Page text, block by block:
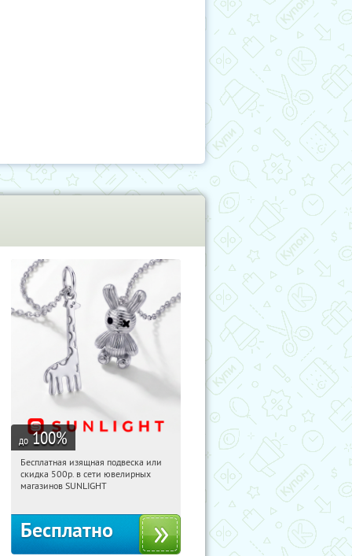
до 100%
01:01:14 Получили:
Россия
Бесплатная изящная подвеска или
скидка 500р. в сети ювелирных
магазинов SUNLIGHT
Бесплатно